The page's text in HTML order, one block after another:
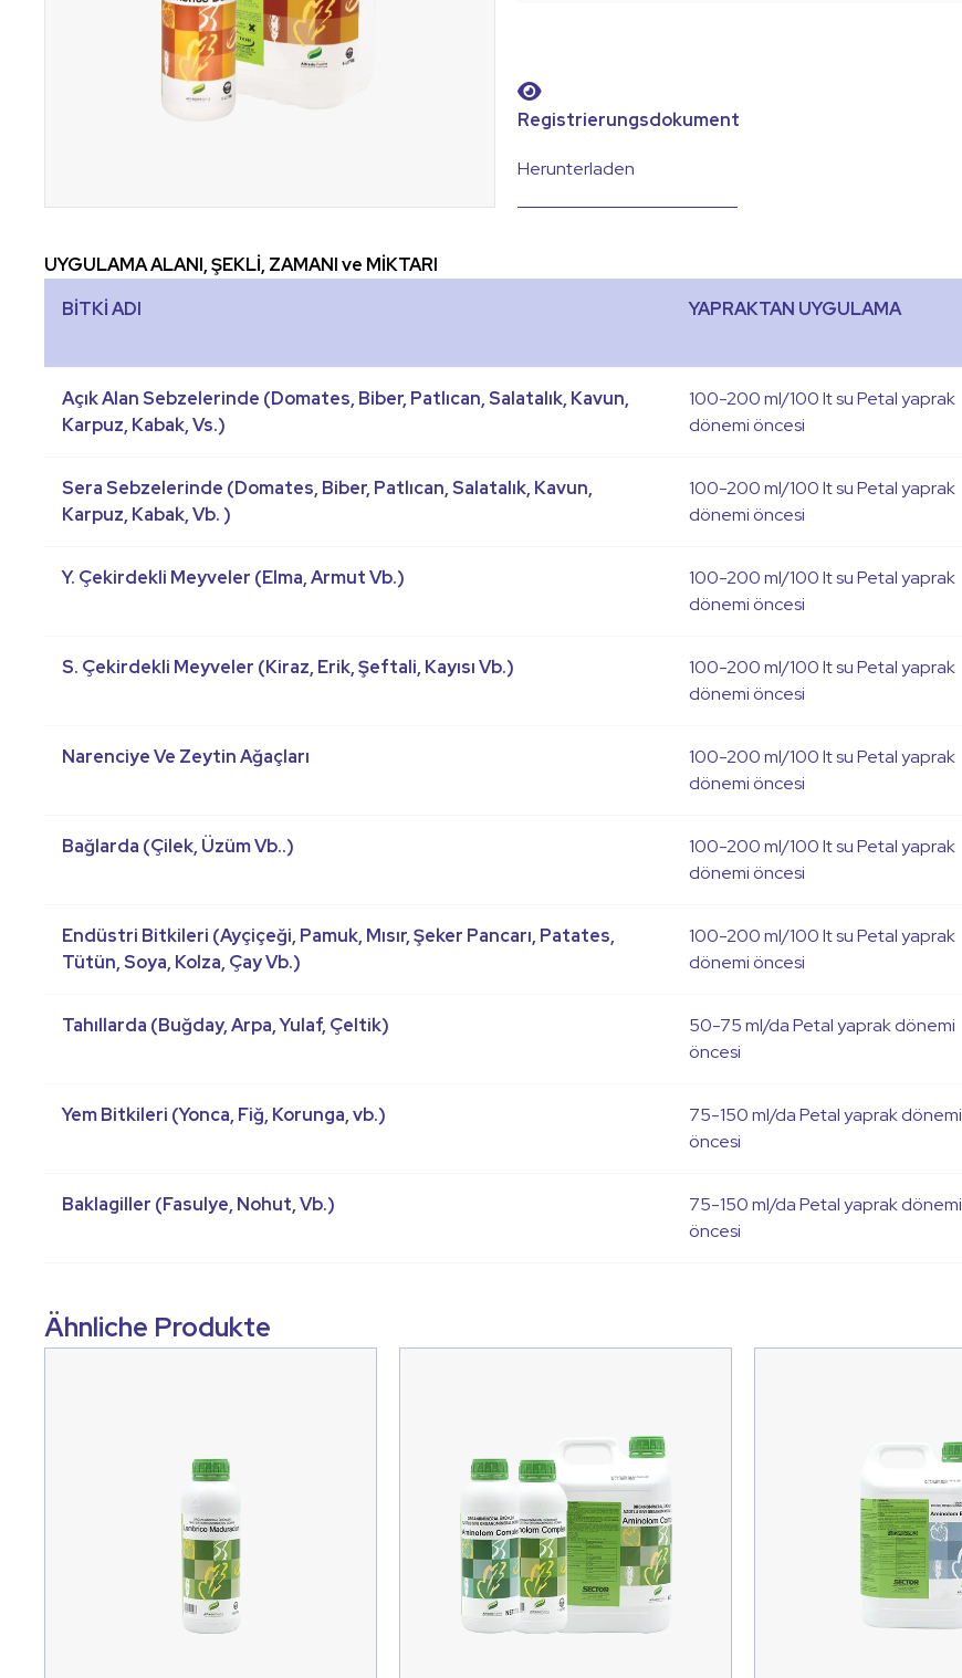
Registrierungsdokument
Herunterladen
UYGULAMA ALANI, ŞEKLİ, ZAMANI ve MİKTARI
BİTKİ ADI
YAPRAKTAN UYGULAMA
Açık Alan Sebzelerinde (Domates, Biber, Patlıcan, Salatalık, Kavun,
Karpuz, Kabak, Vs.)
100-200 ml/100 lt su Petal yaprak
dönemi öncesi
Sera Sebzelerinde (Domates, Biber, Patlıcan, Salatalık, Kavun,
Karpuz, Kabak, Vb. )
100-200 ml/100 lt su Petal yaprak
dönemi öncesi
Y. Çekirdekli Meyveler (Elma, Armut Vb.)
100-200 ml/100 lt su Petal yaprak
dönemi öncesi
S. Çekirdekli Meyveler (Kiraz, Erik, Şeftali, Kayısı Vb.)
100-200 ml/100 lt su Petal yaprak
dönemi öncesi
Narenciye Ve Zeytin Ağaçları
100-200 ml/100 lt su Petal yaprak
dönemi öncesi
Bağlarda (Çilek, Üzüm Vb..)
100-200 ml/100 lt su Petal yaprak
dönemi öncesi
Endüstri Bitkileri (Ayçiçeği, Pamuk, Mısır, Şeker Pancarı, Patates,
Tütün, Soya, Kolza, Çay Vb.)
100-200 ml/100 lt su Petal yaprak
dönemi öncesi
Tahıllarda (Buğday, Arpa, Yulaf, Çeltik)
50-75 ml/da Petal yaprak dönemi
öncesi
Yem Bitkileri (Yonca, Fiğ, Korunga, vb.)
75-150 ml/da Petal yaprak dönemi
öncesi
Baklagiller (Fasulye, Nohut, Vb.)
75-150 ml/da Petal yaprak dönemi
öncesi
Ähnliche Produkte